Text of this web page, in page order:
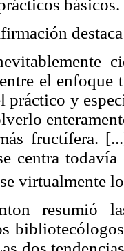
básicos.
el enfoque
práctico y
fructífera.
centra
virtualmente
resumió